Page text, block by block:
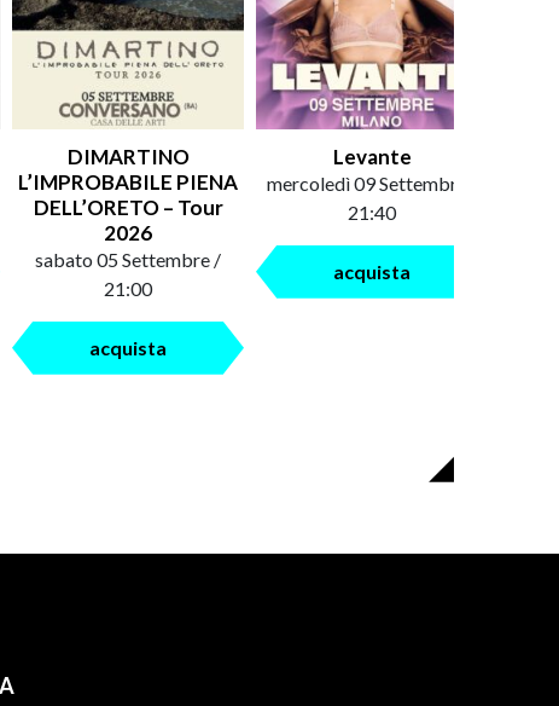
DIMARTINO
L’IMPROBABILE PIENA
DELL’ORETO – Tour
2026
sabato 05 Settembre /
21:00
acquista
Levante
mercoledì 09 Settembre /
21:40
acquista